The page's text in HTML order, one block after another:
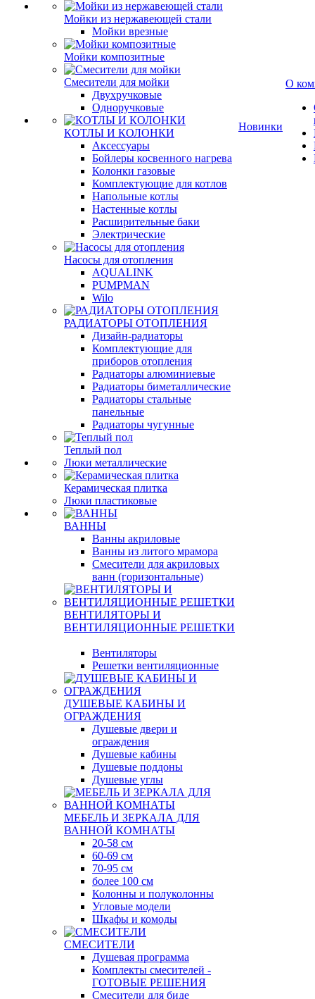
Мойки из нержавеющей стали
Мойки врезные
Мойки композитные
Смесители для мойки
Двухручковые
Одноручковые
КОТЛЫ И КОЛОНКИ
Аксессуары
Бойлеры косвенного нагрева
Колонки газовые
Комплектующие для котлов
Напольные котлы
Настенные котлы
Расширительные баки
Электрические
Насосы для отопления
AQUALINK
PUMPMAN
Wilo
РАДИАТОРЫ ОТОПЛЕНИЯ
Дизайн-радиаторы
Комплектующие для
приборов отопления
Радиаторы алюминиевые
Радиаторы биметаллические
Радиаторы стальные
панельные
Радиаторы чугунные
Теплый пол
Люки металлические
Керамическая плитка
Люки пластиковые
ВАННЫ
Ванны акриловые
Ванны из литого мрамора
Смесители для акриловых
ванн (горизонтальные)
ВЕНТИЛЯТОРЫ И
ВЕНТИЛЯЦИОННЫЕ РЕШЕТКИ
Вентиляторы
Решетки вентиляционные
ДУШЕВЫЕ КАБИНЫ И
ОГРАЖДЕНИЯ
Душевые двери и
ограждения
Душевые кабины
Душевые поддоны
Душевые углы
МЕБЕЛЬ И ЗЕРКАЛА ДЛЯ
ВАННОЙ КОМНАТЫ
20-58 см
60-69 см
70-95 см
более 100 см
Колонны и полуколонны
Угловые модели
Шкафы и комоды
СМЕСИТЕЛИ
Душевая программа
Комплекты смесителей -
ГОТОВЫЕ РЕШЕНИЯ
Смесители для биде
Новинки
О